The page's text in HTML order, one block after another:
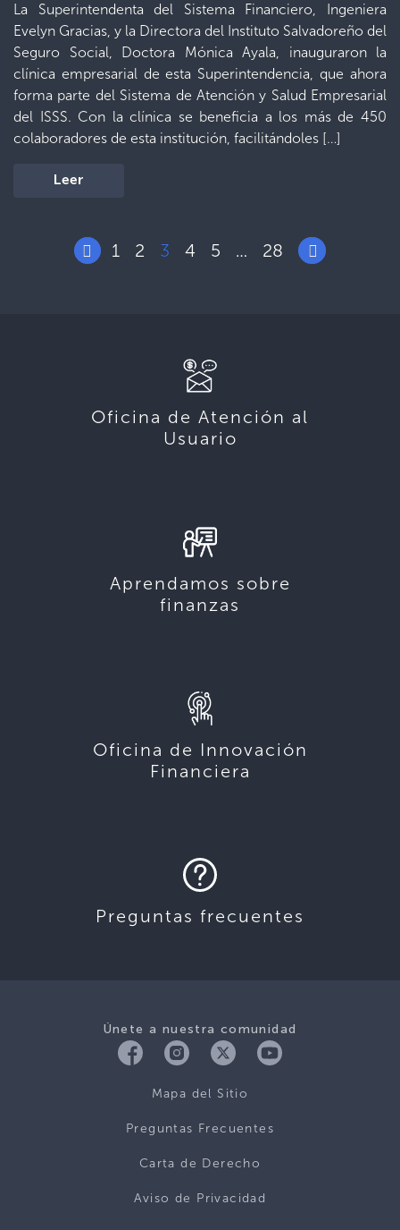
La Superintendenta del Sistema Financiero, Ingeniera
Evelyn Gracias, y la Directora del Instituto Salvadoreño del
Seguro Social, Doctora Mónica Ayala, inauguraron la
clínica empresarial de esta Superintendencia, que ahora
forma parte del Sistema de Atención y Salud Empresarial
del ISSS. Con la clínica se beneficia a los más de 450
colaboradores de esta institución, facilitándoles […]
Leer
1 2 3 4 5 … 28
Oficina de Atención al
Usuario
Aprendamos sobre
finanzas
Oficina de Innovación
Financiera
Preguntas frecuentes
Únete a nuestra comunidad
Mapa del Sitio
Preguntas Frecuentes
Carta de Derecho
Aviso de Privacidad